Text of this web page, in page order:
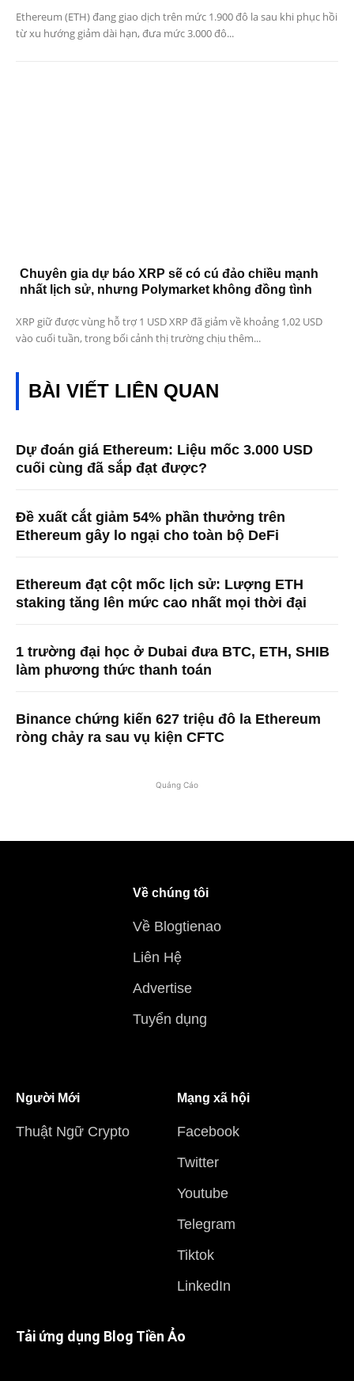
Ethereum (ETH) đang giao dịch trên mức 1.900 đô la sau khi phục hồi
từ xu hướng giảm dài hạn, đưa mức 3.000 đô...
Chuyên gia dự báo XRP sẽ có cú đảo chiều mạnh
nhất lịch sử, nhưng Polymarket không đồng tình
XRP giữ được vùng hỗ trợ 1 USD XRP đã giảm về khoảng 1,02 USD
vào cuối tuần, trong bối cảnh thị trường chịu thêm...
BÀI VIẾT LIÊN QUAN
Dự đoán giá Ethereum: Liệu mốc 3.000 USD
cuối cùng đã sắp đạt được?
Đề xuất cắt giảm 54% phần thưởng trên
Ethereum gây lo ngại cho toàn bộ DeFi
Ethereum đạt cột mốc lịch sử: Lượng ETH
staking tăng lên mức cao nhất mọi thời đại
1 trường đại học ở Dubai đưa BTC, ETH, SHIB
làm phương thức thanh toán
Binance chứng kiến ​​627 triệu đô la Ethereum
ròng chảy ra sau vụ kiện CFTC
Quảng Cáo
Về chúng tôi
Về Blogtienao
Liên Hệ
Advertise
Tuyển dụng
Người Mới
Thuật Ngữ Crypto
Mạng xã hội
Facebook
Twitter
Youtube
Telegram
Tiktok
LinkedIn
Tải ứng dụng Blog Tiền Ảo